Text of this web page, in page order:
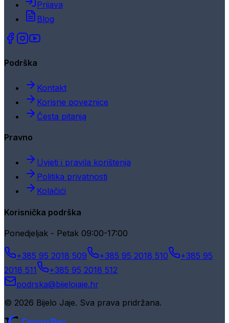
Prijava
Blog
Podrška
Kontakt
Korisne poveznice
Česta pitanja
Pravno
Uvjeti i pravila korištenja
Politika privatnosti
Kolačići
Korisnička podrška
Ponedjeljak - Petak 09:00-17:00
+385 95 2018 509 +385 95 2018 510
+385 95
2018 511
+385 95 2018 512
podrska@bijelojaje.hr
© 2026 Bijelo Jaje. Sva prava pridržana.